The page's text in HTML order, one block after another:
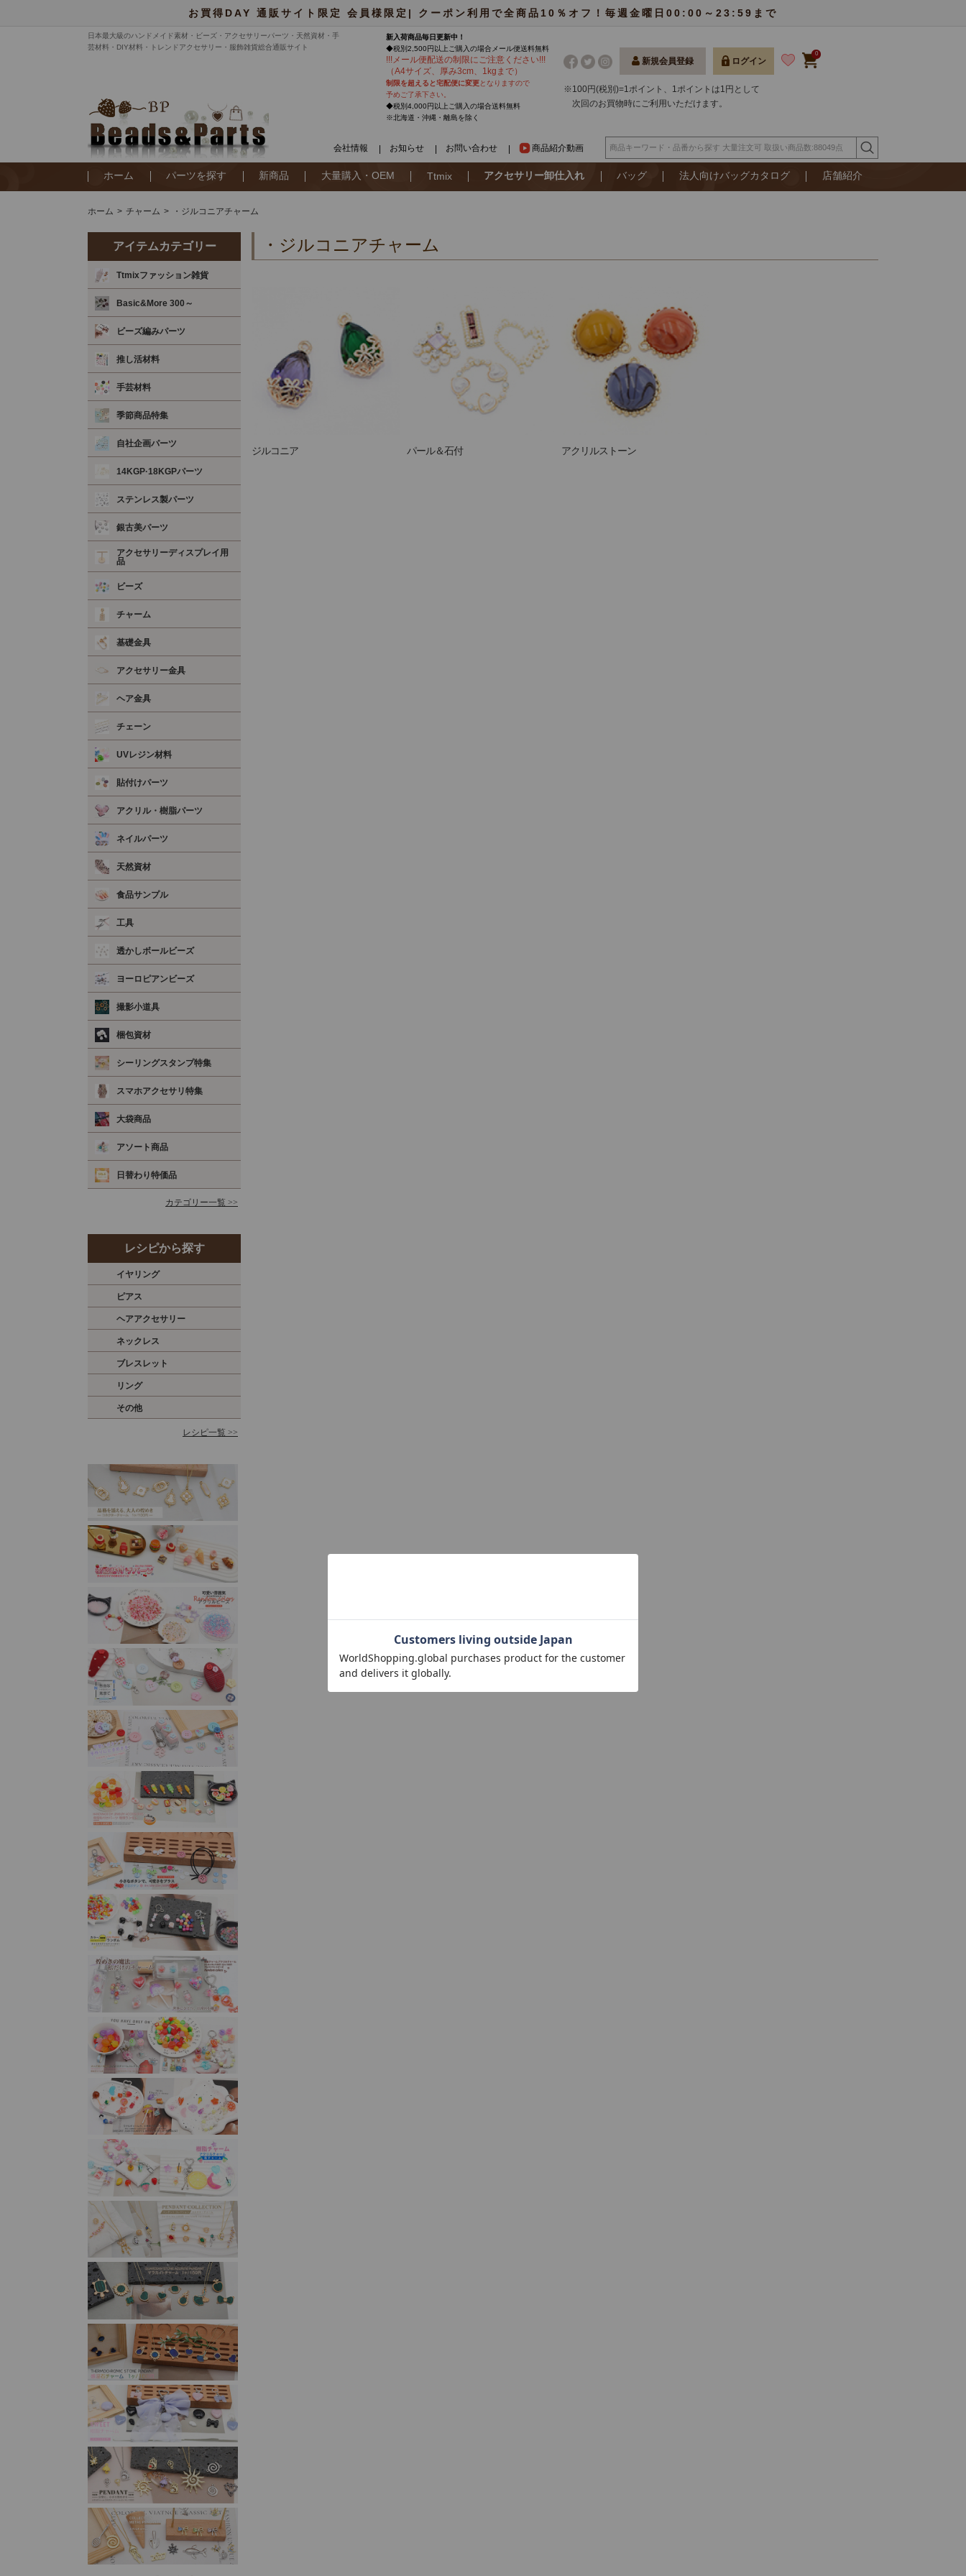
お買得DAY 通販サイト限定 会員様限定| クーポン利用で全商品10％オフ！毎週金曜日00:00～23:59まで
日本最大級のハンドメイド素材・ビーズ・アクセサリーパーツ・天然資材・手
芸材料・DIY材料・トレンドアクセサリー・服飾雑貨総合通販サイト
新入荷商品毎日更新中！
◆税別2,500円以上ご購入の場合 メール便送料無料
!!!メール便配送の制限にご注意ください!!!
（A4サイズ、厚み3cm、1kgまで）
制限を超えると宅配便に変更となりますので
予めご了承下さい。
◆税別4,000円以上ご購入の場合送料無料
※北海道・沖縄・離島を除く
新規会員登録 ログイン
0
※100円(税別)=1ポイント、1ポイントは1円として
次回のお買物時にご利用いただけます。
会社情報 お知らせ お問い合わせ 商品紹介動画
ホーム パーツを探す 新商品 大量購入・OEM Ttmix アクセサリー卸仕入れ バッグ 法人向けバッグカタログ 店舗紹介
ホーム チャーム ・ジルコニアチャーム
アイテムカテゴリー
Ttmixファッション雑貨
Basic&More 300～
ビーズ編みパーツ
推し活材料
手芸材料
季節商品特集
自社企画パーツ
14KGP·18KGPパーツ
ステンレス製パーツ
銀古美パーツ
アクセサリーディスプレイ用
品
ビーズ
チャーム
基礎金具
アクセサリー金具
ヘア金具
チェーン
UVレジン材料
貼付けパーツ
アクリル・樹脂パーツ
ネイルパーツ
天然資材
食品サンプル
工具
透かしボールビーズ
ヨーロピアンビーズ
撮影小道具
梱包資材
シーリングスタンプ特集
スマホアクセサリ特集
大袋商品
アソート商品
日替わり特価品
カテゴリー一覧 >>
レシピから探す
イヤリング
ピアス
ヘアアクセサリー
ネックレス
ブレスレット
リング
その他
レシピ一覧 >>
・ジルコニアチャーム
ジルコニア パール＆石付 アクリルストーン